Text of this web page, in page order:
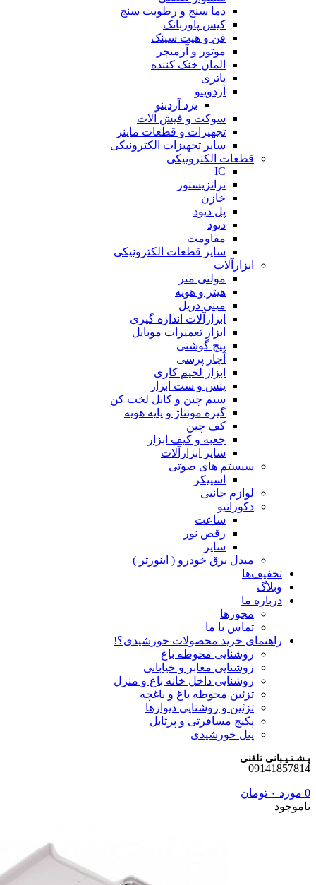
دما سنج و رطوبت سنج
کیس پاوربانک
فن و هیت سینک
موتور و آرمیچر
المان خنک کننده
باتری
آردوینو
برد آردینو
سوکت و فیش آلات
تجهیزات و قطعات ماینر
سایر تجهیزات الکترونیکی
قطعات الکترونیکی
IC
ترانزیستور
خازن
پل دیود
دیود
مقاومت
سایر قطعات الکترونیکی
ابزارآلات
مولتی متر
هیتر و هویه
مینی دریل
ابزارآلات اندازه گیری
ابزار تعمیرات موبایل
پیچ گوشتی
آچار پرسی
ابزار لحیم کاری
پنس و ست ابزار
سیم چین و کابل لخت کن
گیره مونتاژ و پایه هویه
کف چین
جعبه و کیف ابزار
سایر ابزارآلات
سیستم های صوتی
اسپیکر
لوازم جانبی
دکوراتیو
ساعت
رقص نور
سایر
مبدل برق خودرو ( اینورتر )
تخفیف‌ها
وبلاگ
درباره ما
مجوزها
تماس با ما
راهنمای خرید محصولات خورشیدی؟!
روشنایی محوطه باغ
روشنایی معابر و خیابانی
روشنایی داخل خانه باغ و منزل
تزئین محوطه باغ و باغچه
تزئین و روشنایی دیوارها
پکیج مسافرتی و پرتابل
پنل خورشیدی
پـشـتـیـبانی تلفنی
09141857814
0 مورد ۰ تومان
ناموجود